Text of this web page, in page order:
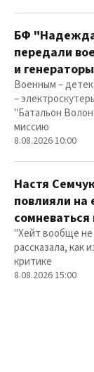
БФ
передали
и генераторы
Военным –
–
"Батальон
миссию
8.08.2026 10:00
Настя
повлияли на
сомневаться
"Хейт вообще не
рассказала, как
критике
8.08.2026 15:00